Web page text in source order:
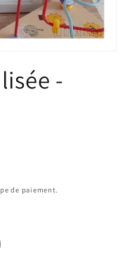
-
de paiement.